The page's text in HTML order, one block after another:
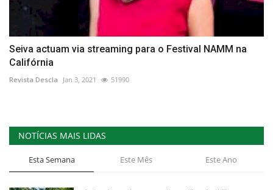
Seiva actuam via streaming para o Festival NAMM na
Califórnia
Revista Descla Jan 3, 2021 51990
NOTÍCIAS MAIS LIDAS
Esta Semana Este Mês Este Ano